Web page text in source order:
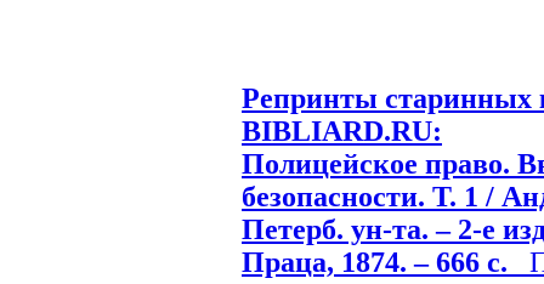
Репринты старинных
BIBLIARD.RU:
Полицейское право.
безопасности. Т. 1 /
Петерб. ун-та. – 2-е
Праца, 1874. – 666 с.